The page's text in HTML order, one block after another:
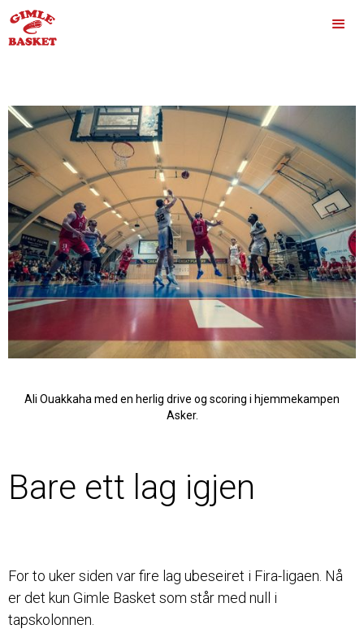
Bare ett lag igjen
For to uker siden var fire lag ubeseiret i Fira-ligaen. Nå
er det kun Gimle Basket som står med null i
tapskolonnen.
Ali Ouakkaha med en herlig drive og scoring i hjemmekampen
Asker.